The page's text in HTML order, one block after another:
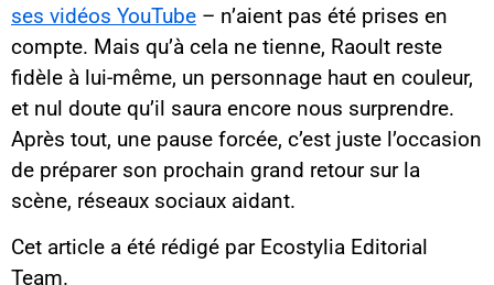
ses vidéos YouTube – n’aient pas été prises en
compte. Mais qu’à cela ne tienne, Raoult reste
fidèle à lui-même, un personnage haut en couleur,
et nul doute qu’il saura encore nous surprendre.
Après tout, une pause forcée, c’est juste l’occasion
de préparer son prochain grand retour sur la
scène, réseaux sociaux aidant.
Cet article a été rédigé par Ecostylia Editorial
Team.